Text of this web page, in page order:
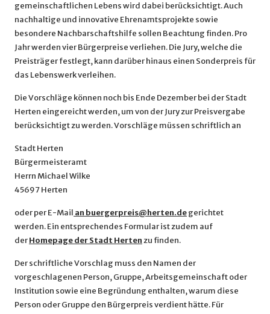
gemeinschaftlichen Lebens wird dabei berücksichtigt. Auch
nachhaltige und innovative Ehrenamtsprojekte sowie
besondere Nachbarschaftshilfe sollen Beachtung finden. Pro
Jahr werden vier Bürgerpreise verliehen. Die Jury, welche die
Preisträger festlegt, kann darüber hinaus einen Sonderpreis für
das Lebenswerk verleihen.
Die Vorschläge können noch bis Ende Dezember bei der Stadt
Herten eingereicht werden, um von der Jury zur Preisvergabe
berücksichtigt zu werden. Vorschläge müssen schriftlich an
Stadt Herten
Bürgermeisteramt
Herrn Michael Wilke
45697 Herten
oder per E-Mail an buergerpreis@herten.degerichtet
werden. Ein entsprechendes Formular ist zudem auf
derHomepage der Stadt Hertenzu finden.
Der schriftliche Vorschlag muss den Namen der
vorgeschlagenen Person, Gruppe, Arbeitsgemeinschaft oder
Institution sowie eine Begründung enthalten, warum diese
Person oder Gruppe den Bürgerpreis verdient hätte. Für